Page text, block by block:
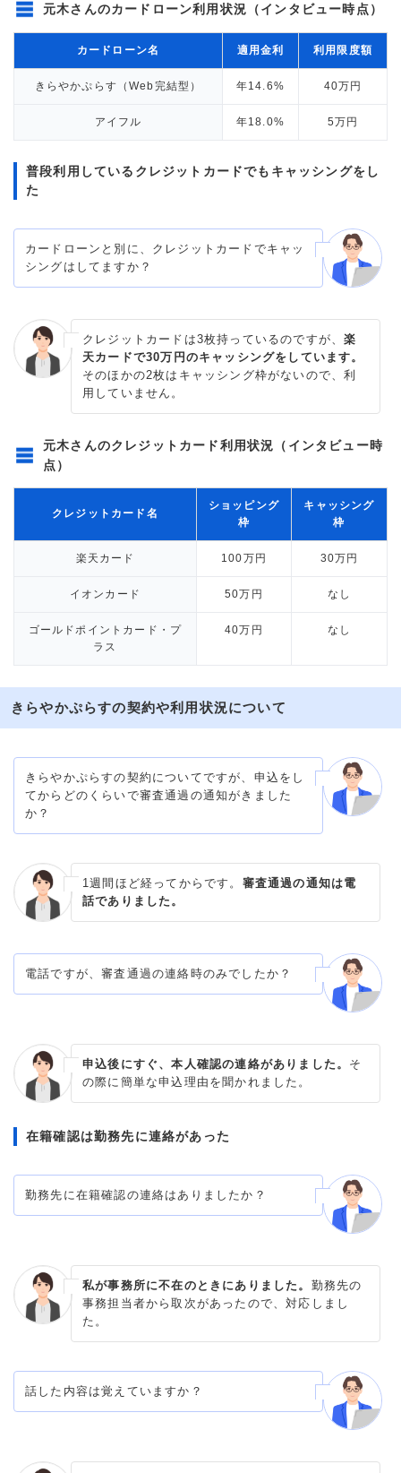
元木さんのカードローン利用状況（インタビュー時点）
カードローン名 適用金利 利用限度額
きらやかぷらす（Web完結型） 年14.6% 40万円
アイフル 年18.0% 5万円
普段利用しているクレジットカードでもキャッシングをし
た
カードローンと別に、クレジットカードでキャッ
シングはしてますか？
クレジットカードは3枚持っているのですが、楽
天カードで30万円のキャッシングをしています。
そのほかの2枚はキャッシング枠がないので、利
用していません。
元木さんのクレジットカード利用状況（インタビュー時
点）
クレジットカード名
ショッピング
枠
キャッシング
枠
楽天カード 100万円 30万円
イオンカード 50万円 なし
ゴールドポイントカード・プ
ラス
40万円 なし
きらやかぷらすの契約や利用状況について
きらやかぷらすの契約についてですが、申込をし
てからどのくらいで審査通過の通知がきました
か？
1週間ほど経ってからです。 審査通過の通知は電
話でありました。
電話ですが、審査通過の連絡時のみでしたか？
申込後にすぐ、本人確認の連絡がありました。 そ
の際に簡単な申込理由を聞かれました。
在籍確認は勤務先に連絡があった
勤務先に在籍確認の連絡はありましたか？
私が事務所に不在のときにありました。 勤務先の
事務担当者から取次があったので、対応しまし
た。
話した内容は覚えていますか？